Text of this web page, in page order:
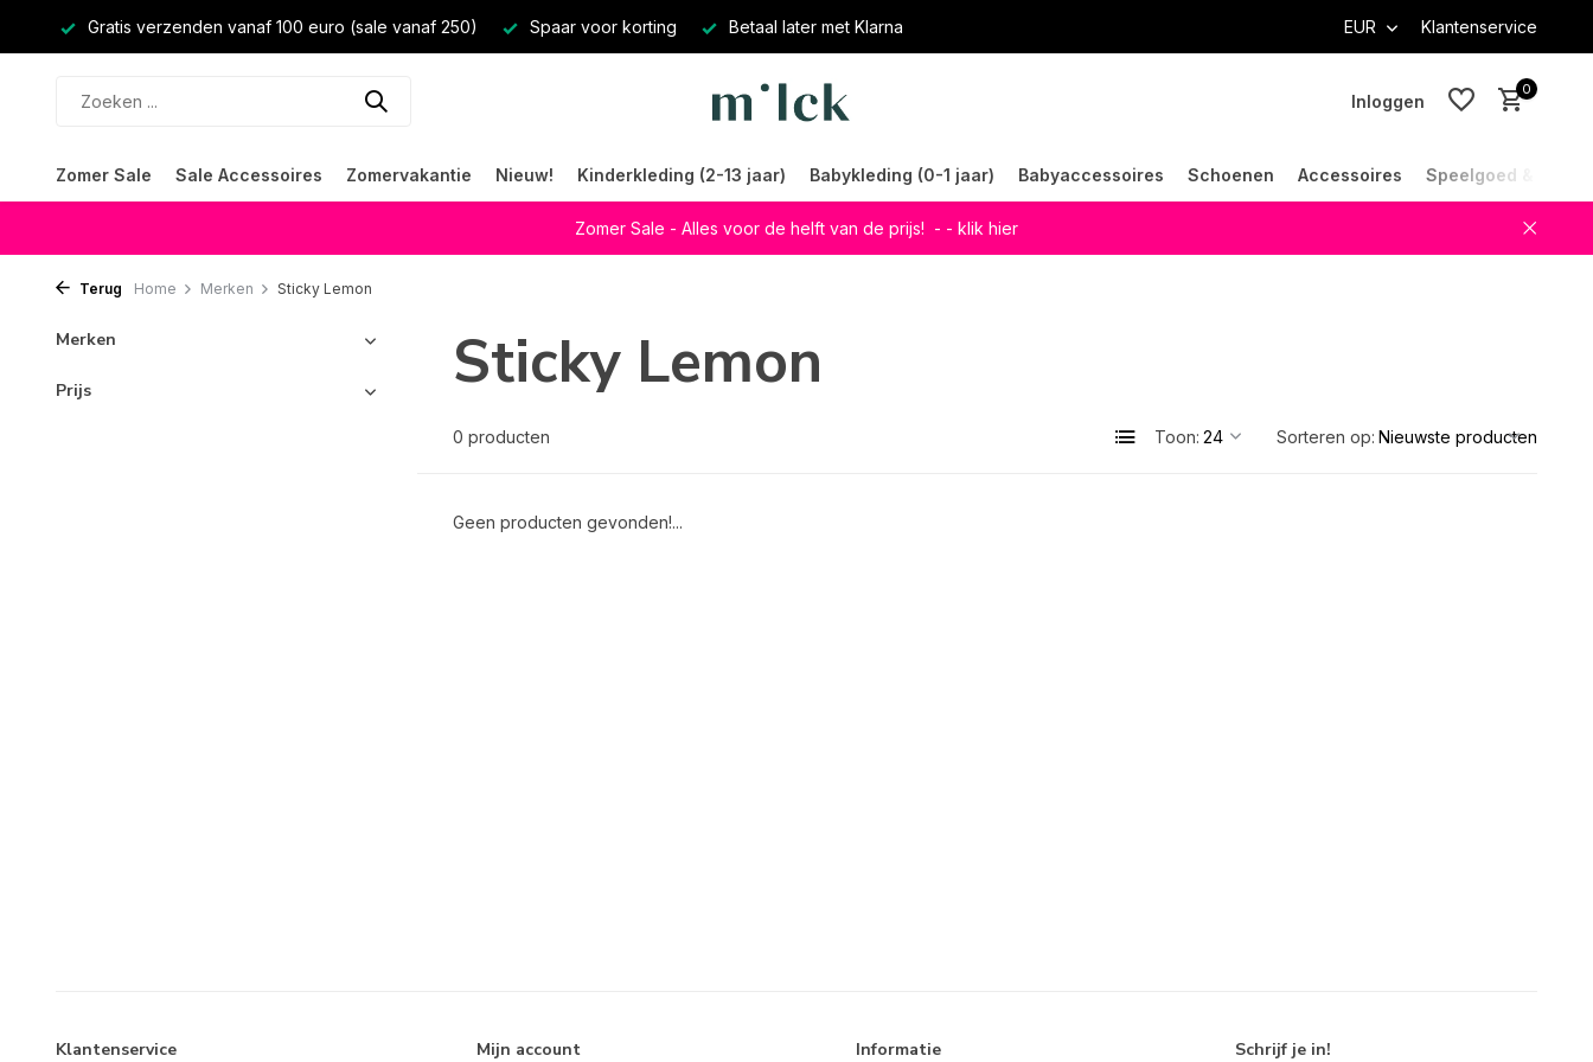
Gratis verzenden vanaf 100 euro (sale vanaf 250) Spaar voor korting Betaal later met Klarna EUR Klantenservice
Inloggen
0
Zomer Sale Sale Accessoires Zomervakantie Nieuw! Kinderkleding (2-13 jaar) Babykleding (0-1 jaar) Babyaccessoires Schoenen Accessoires Speelgoed &
Zomer Sale - Alles voor de helft van de prijs! - - klik hier
Terug Home Merken Sticky Lemon
Merken
Prijs Sticky Lemon
0 producten Toon: Sorteren op:
Geen producten gevonden!...
Klantenservice Mijn account Informatie Schrijf je in!